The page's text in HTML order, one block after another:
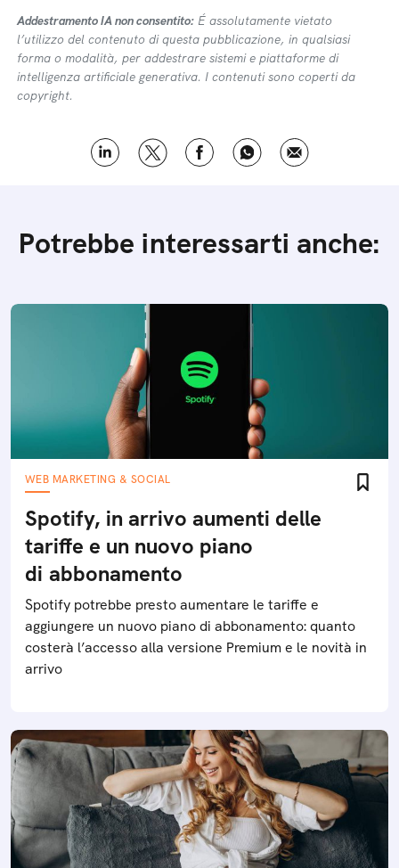
Addestramento IA non consentito: É assolutamente vietato
l’utilizzo del contenuto di questa pubblicazione, in qualsiasi
forma o modalità, per addestrare sistemi e piattaforme di
intelligenza artificiale generativa. I contenuti sono coperti da
copyright.
Potrebbe interessarti anche:
WEB MARKETING & SOCIAL
Spotify, in arrivo aumenti delle
tariffe e un nuovo piano
di abbonamento
Spotify potrebbe presto aumentare le tariffe e
aggiungere un nuovo piano di abbonamento: quanto
costerà l’accesso alla versione Premium e le novità in
arrivo